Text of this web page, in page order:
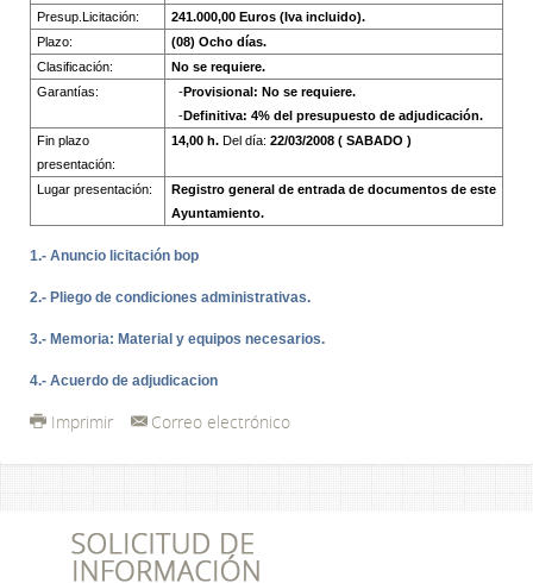
Presup.Licitación:
241.000,00 Euros (Iva incluido).
Plazo:
(08) Ocho días.
Clasificación:
No se requiere.
Garantías:
-Provisional: No se requiere.
-Definitiva: 4% del presupuesto de adjudicación.
Fin plazo
presentación:
14,00 h.Del día: 22/03/2008 ( SABADO )
Lugar presentación:
Registro general de entrada de documentos de este
Ayuntamiento.
1.- Anuncio licitación bop
2.- Pliego de condiciones administrativas.
3.- Memoria: Material y equipos necesarios.
4.- Acuerdo de adjudicacion
Imprimir Correo electrónico